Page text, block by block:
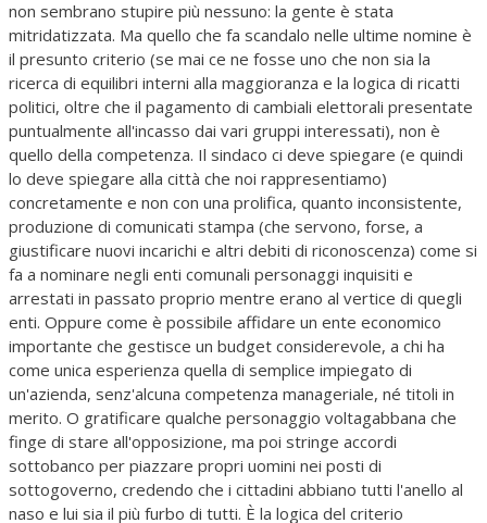
non sembrano stupire più nessuno: la gente è stata
mitridatizzata. Ma quello che fa scandalo nelle ultime nomine è
il presunto criterio (se mai ce ne fosse uno che non sia la
ricerca di equilibri interni alla maggioranza e la logica di ricatti
politici, oltre che il pagamento di cambiali elettorali presentate
puntualmente all'incasso dai vari gruppi interessati), non è
quello della competenza. Il sindaco ci deve spiegare (e quindi
lo deve spiegare alla città che noi rappresentiamo)
concretamente e non con una prolifica, quanto inconsistente,
produzione di comunicati stampa (che servono, forse, a
giustificare nuovi incarichi e altri debiti di riconoscenza) come si
fa a nominare negli enti comunali personaggi inquisiti e
arrestati in passato proprio mentre erano al vertice di quegli
enti. Oppure come è possibile affidare un ente economico
importante che gestisce un budget considerevole, a chi ha
come unica esperienza quella di semplice impiegato di
un'azienda, senz'alcuna competenza manageriale, né titoli in
merito. O gratificare qualche personaggio voltagabbana che
finge di stare all'opposizione, ma poi stringe accordi
sottobanco per piazzare propri uomini nei posti di
sottogoverno, credendo che i cittadini abbiano tutti l'anello al
naso e lui sia il più furbo di tutti. È la logica del criterio